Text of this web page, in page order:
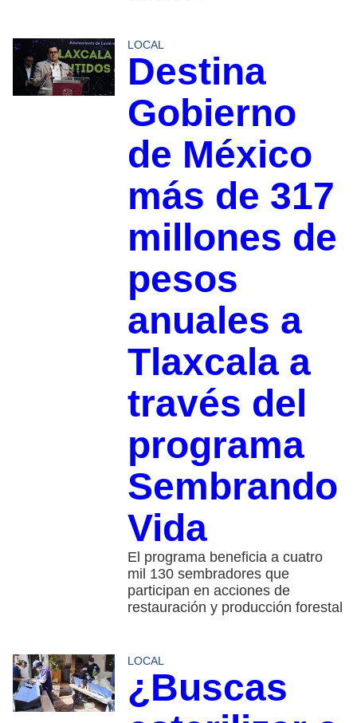
LOCAL
Destina
Gobierno
de México
más de 317
millones de
pesos
anuales a
Tlaxcala a
través del
programa
Sembrando
Vida
El programa beneficia a cuatro
mil 130 sembradores que
participan en acciones de
restauración y producción forestal
LOCAL
¿Buscas